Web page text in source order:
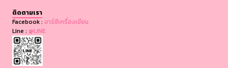
ติดตามเรา
Facebook : อาร์ซีเครื่องเขียน
Line : @LINE